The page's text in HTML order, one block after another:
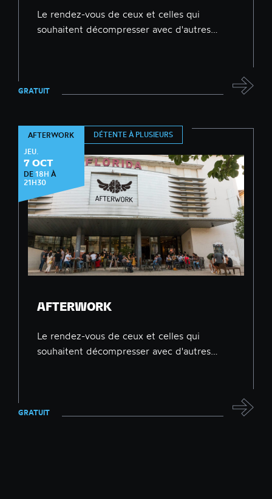
Le rendez-vous de ceux et celles qui
souhaitent décompresser avec d'autres…
GRATUIT
AFTERWORK
JEU.
7 OCT
DE 18H À
21H30
DÉTENTE À PLUSIEURS
AFTERWORK
Le rendez-vous de ceux et celles qui
souhaitent décompresser avec d'autres…
GRATUIT